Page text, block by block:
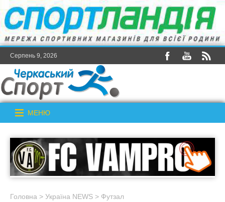
Серпень 9, 2026
МЕНЮ
Головна > Україна NEWS > Футзал